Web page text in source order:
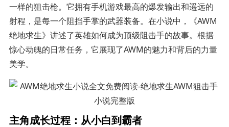
一样的狙击枪。它拥有手机游戏最高的爆发输出和遥远的
射程，是每一个阻挡手掌的武器装备。在小说中，《AWM
绝地求生》讲述了英雄如何成为顶级阻击手的故事。根据
惊心动魄的日常任务，它展现了AWM的魅力和背后的力量
美学。
主角成长过程：从小白到霸者